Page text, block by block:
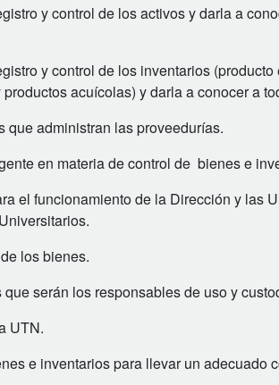
y control de los activos y darla a
y control de los inventarios
acuícolas) y darla a conocer a
que administran las proveedurías.
en materia de control de bienes e
el funcionamiento de la Dirección y las
los bienes.
serán los responsables de uso y
UTN.
e inventarios para llevar un adecuado